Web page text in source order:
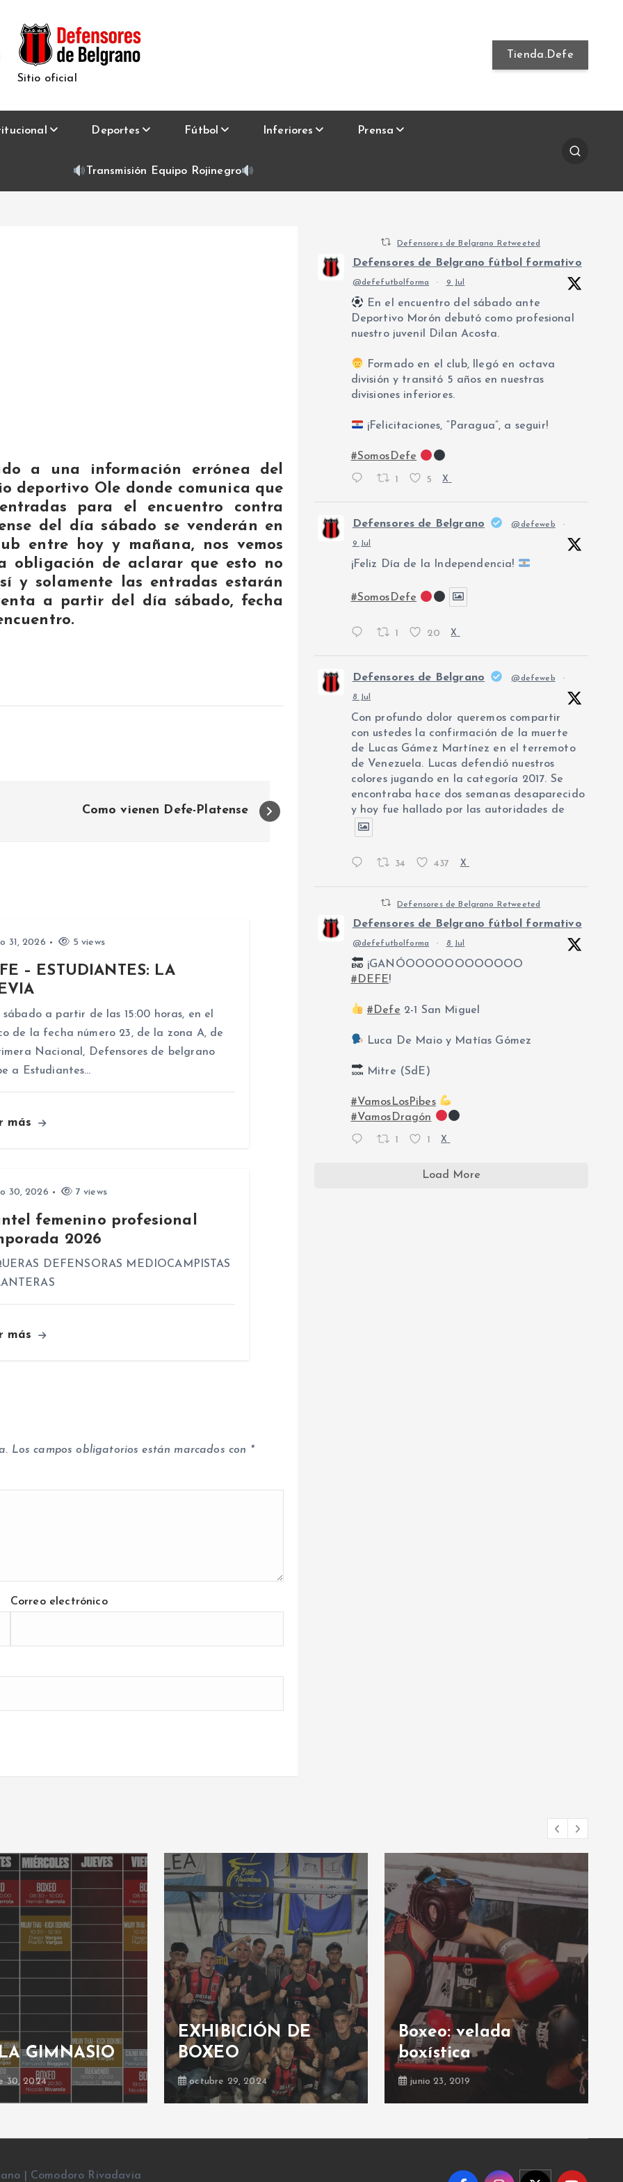
Sitio oficial
Tienda.Defe
Deportes Fútbol Inferiores Prensa
Transmisión Equipo Rojinegro
a una información errónea del
deportivo Ole donde comunica que
para el encuentro contra
del día sábado se venderán en
entre hoy y mañana, nos vemos
obligación de aclarar que esto no
y solamente las entradas estarán
a partir del día sábado, fecha
Como vienen Defe-Platense
31, 2026 5 views
– ESTUDIANTES: LA
sábado a partir de las 15:00 horas, en el
de la fecha número 23, de la zona A, de
Nacional, Defensores de belgrano
a Estudiantes…
más
30, 2026 7 views
femenino profesional
2026
DEFENSORAS MEDIOCAMPISTAS
más
Los campos obligatorios están marcados con *
Correo electrónico
Defensores de Belgrano Retweeted
Defensores de Belgrano fútbol formativo
@defefutbolforma · 9 Jul
En el encuentro del sábado ante
Deportivo Morón debutó como profesional
nuestro juvenil Dilan Acosta.
Formado en el club, llegó en octava
división y transitó 5 años en nuestras
divisiones inferiores.
¡Felicitaciones, “Paragua”, a seguir!
#SomosDefe
1 5 X
Defensores de Belgrano @defeweb ·
9 Jul
¡Feliz Día de la Independencia!
#SomosDefe
1 20 X
Defensores de Belgrano @defeweb ·
8 Jul
Con profundo dolor queremos compartir
con ustedes la confirmación de la muerte
de Lucas Gámez Martínez en el terremoto
de Venezuela. Lucas defendió nuestros
colores jugando en la categoría 2017. Se
encontraba hace dos semanas desaparecido
y hoy fue hallado por las autoridades de
34 437 X
Defensores de Belgrano Retweeted
Defensores de Belgrano fútbol formativo
@defefutbolforma · 8 Jul
¡GANÓOOOOOOOOOOOO
#DEFE!
#Defe 2-1 San Miguel
Luca De Maio y Matías Gómez
Mitre (SdE)
#VamosLosPibes
#VamosDragón
1 1 X
Load More
GIMNASIO
30, 2024
EXHIBICIÓN DE
BOXEO
octubre 29, 2024
Boxeo: velada
boxística
junio 23, 2019
| Comodoro Rivadavia